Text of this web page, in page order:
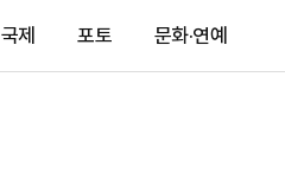
국제 포토 문화·연예